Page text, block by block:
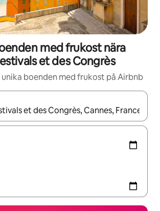
med frukost nära
et des Congrès
boenden med frukost på Airbnb
tillgängliga kan du navigera med upp- och